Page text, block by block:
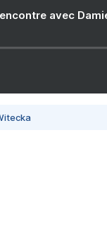
avec